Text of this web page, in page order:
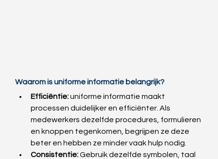
Waarom is uniforme informatie belangrijk?
Efficiëntie: uniforme informatie maakt
processen duidelijker en efficiënter. Als
medewerkers dezelfde procedures, formulieren
en knoppen tegenkomen, begrijpen ze deze
beter en hebben ze minder vaak hulp nodig.
Consistentie: Gebruik dezelfde symbolen, taal